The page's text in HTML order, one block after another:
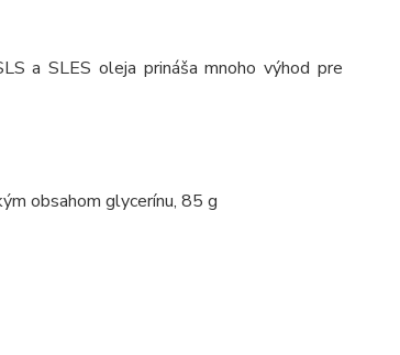
a SLES oleja prináša mnoho výhod pre
obsahom glycerínu, 85 g